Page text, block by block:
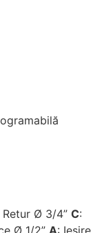
Retur Ø 3/4” C: